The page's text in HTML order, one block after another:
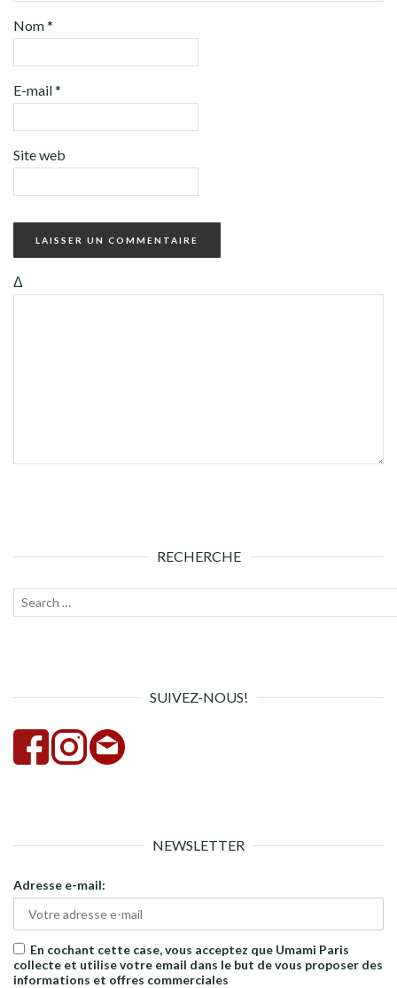
Nom*
E-mail*
Site web
Δ
RECHERCHE
Recherche
SUIVEZ-NOUS!
NEWSLETTER
Adresse e-mail:
En cochant cette case, vous acceptez que Umami Paris
collecte et utilise votre email dans le but de vous proposer des
informations et offres commerciales